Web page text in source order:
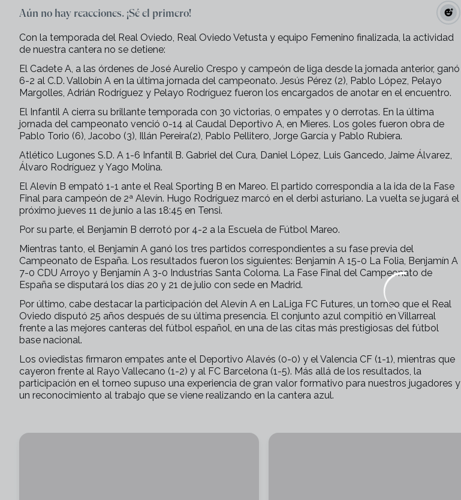
Aún no hay reacciones. ¡Sé el primero!
Con la temporada del Real Oviedo, Real Oviedo Vetusta y equipo Femenino finalizada, la actividad
de nuestra cantera no se detiene:
El Cadete A, a las órdenes de José Aurelio Crespo y campeón de liga desde la jornada anterior, ganó
6-2 al C.D. Vallobín A en la última jornada del campeonato. Jesús Pérez (2), Pablo López, Pelayo
Margolles, Adrián Rodríguez y Pelayo Rodríguez fueron los encargados de anotar en el encuentro.
El Infantil A cierra su brillante temporada con 30 victorias, 0 empates y 0 derrotas. En la última
jornada del campeonato venció 0-14 al Caudal Deportivo A, en Mieres. Los goles fueron obra de
Pablo Torio (6), Jacobo (3), Illán Pereira(2), Pablo Pellitero, Jorge García y Pablo Rubiera.
Atlético Lugones S.D. A 1-6 Infantil B. Gabriel del Cura, Daniel López, Luis Gancedo, Jaime Álvarez,
Álvaro Rodríguez y Yago Molina.
El Alevín B empató 1-1 ante el Real Sporting B en Mareo. El partido correspondía a la ida de la Fase
Final para campeón de 2ª Alevín. Hugo Rodríguez marcó en el derbi asturiano. La vuelta se jugará el
próximo jueves 11 de junio a las 18:45 en Tensi.
Por su parte, el Benjamín B derrotó por 4-2 a la Escuela de Fútbol Mareo.
Mientras tanto, el Benjamín A ganó los tres partidos correspondientes a su fase previa del
Campeonato de España. Los resultados fueron los siguientes: Benjamín A 15-0 La Folia, Benjamín A
7-0 CDU Arroyo y Benjamín A 3-0 Industrias Santa Coloma. La Fase Final del Campeonato de
España se disputará los días 20 y 21 de julio con sede en Madrid.
Por último, cabe destacar la participación del Alevín A en LaLiga FC Futures, un torneo que el Real
Oviedo disputó 25 años después de su última presencia. El conjunto azul compitió en Villarreal
frente a las mejores canteras del fútbol español, en una de las citas más prestigiosas del fútbol
base nacional.
Los oviedistas firmaron empates ante el Deportivo Alavés (0-0) y el Valencia CF (1-1), mientras que
cayeron frente al Rayo Vallecano (1-2) y al FC Barcelona (1-5). Más allá de los resultados, la
participación en el torneo supuso una experiencia de gran valor formativo para nuestros jugadores y
un reconocimiento al trabajo que se viene realizando en la cantera azul.